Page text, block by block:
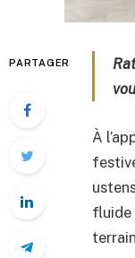
PARTAGER
À
fluide